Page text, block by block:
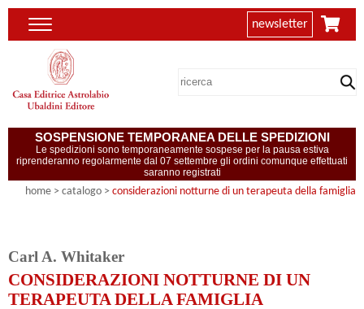
newsletter
SOSPENSIONE TEMPORANEA DELLE SPEDIZIONI
Le spedizioni sono temporaneamente sospese per la pausa estiva
riprenderanno regolarmente dal 07 settembre gli ordini comunque effettuati
saranno registrati
home > catalogo > considerazioni notturne di un terapeuta della famiglia
Carl A. Whitaker
CONSIDERAZIONI NOTTURNE DI UN
TERAPEUTA DELLA FAMIGLIA